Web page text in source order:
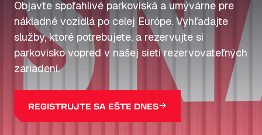
Objavte spoľahlivé parkoviská a umývárne pre
nákladné vozidlá po celej Európe. Vyhľadajte
služby, ktoré potrebujete, a rezervujte si
parkovisko vopred v našej sieti rezervovateľných
zariadení.
REGISTRUJTE SA EŠTE DNES